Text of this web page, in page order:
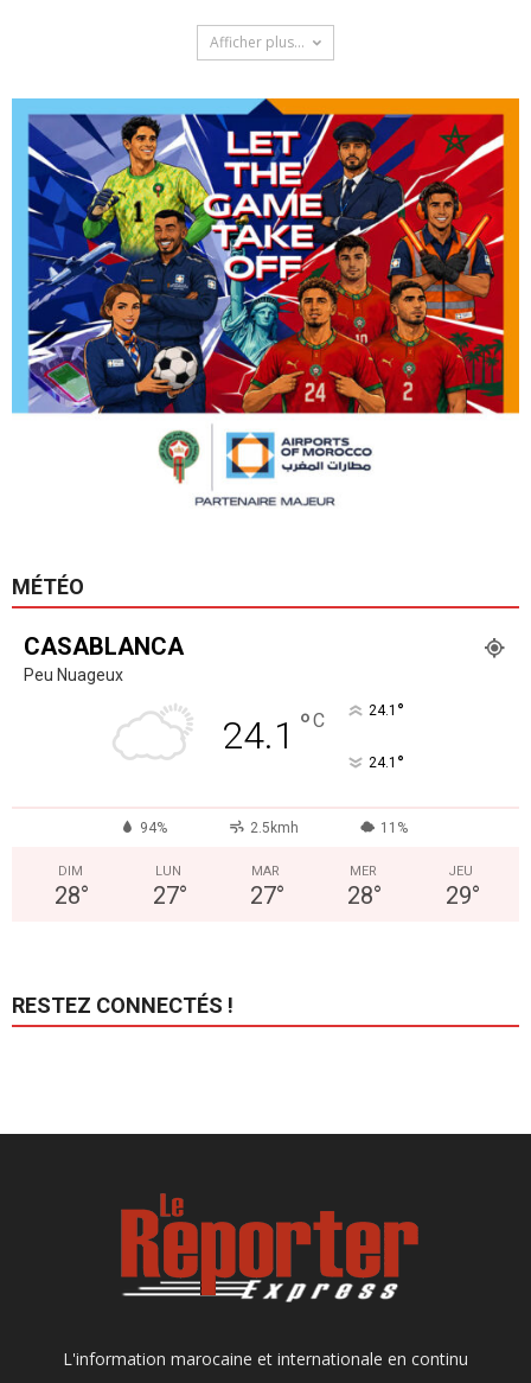
Afficher plus...
MÉTÉO
CASABLANCA
Peu Nuageux
24.1 °C 24.1 °
24.1 °
94% 2.5kmh 11%
DIM
28°
LUN
27°
MAR
27°
MER
28°
JEU
29°
RESTEZ CONNECTÉS !
L'information marocaine et internationale en continu